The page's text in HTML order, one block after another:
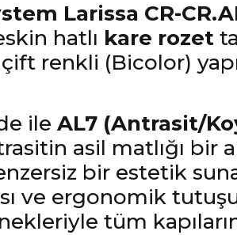
Larissa CR-
hatlı kare rozet
renkli (Bicolor)
ile AL7 (Antrasit/
asil matlığı bir
bir estetik
ve ergonomik
tüm